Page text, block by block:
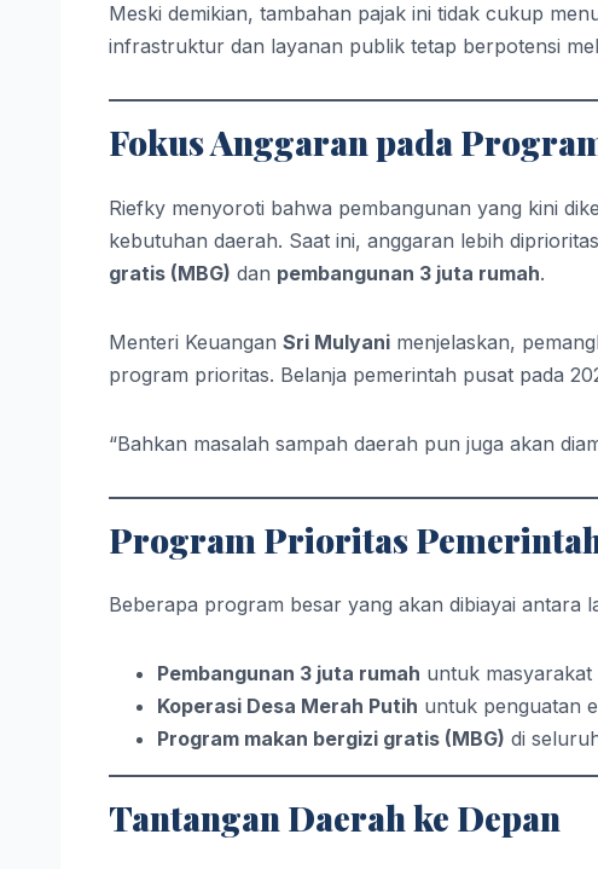
Meski demikian, tambahan pajak ini tidak cukup
infrastruktur dan layanan publik tetap berpotensi
Fokus Anggaran pada
Riefky menyoroti bahwa pembangunan yang kini
kebutuhan daerah. Saat ini, anggaran lebih
gratis (MBG) dan pembangunan 3 juta rumah.
Menteri Keuangan Sri Mulyani menjelaskan,
program prioritas. Belanja pemerintah pusat pada
“Bahkan masalah sampah daerah pun juga akan
Program Prioritas
Beberapa program besar yang akan dibiayai antara
Pembangunan 3 juta rumah untuk
Koperasi Desa Merah Putih untuk penguatan
Program makan bergizi gratis (MBG) di
Tantangan Daerah ke Depan